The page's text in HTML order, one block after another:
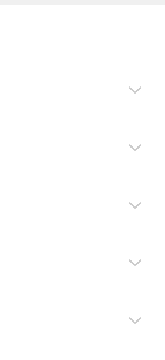
取
人を